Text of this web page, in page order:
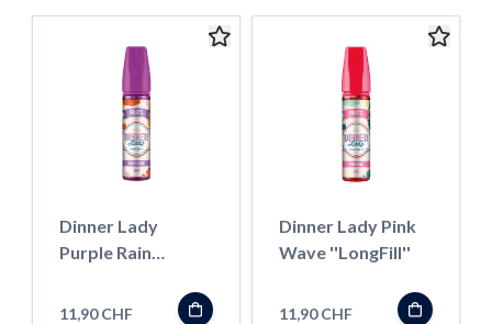
Dinner Lady
Purple Rain
11,90 CHF
Dinner Lady Pink
Wave ''LongFill''
11,90 CHF